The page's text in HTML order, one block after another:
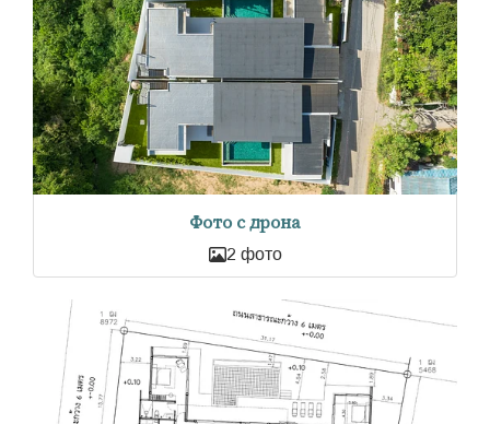
Фото с дрона
2 фото